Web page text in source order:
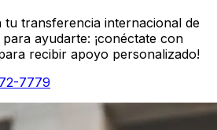
tu transferencia internacional de
ayudarte: ¡conéctate con
recibir apoyo personalizado!
7779